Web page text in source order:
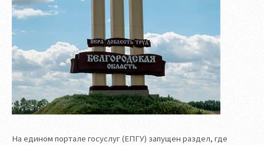
На едином портале госуслуг (ЕПГУ) запущен раздел, где